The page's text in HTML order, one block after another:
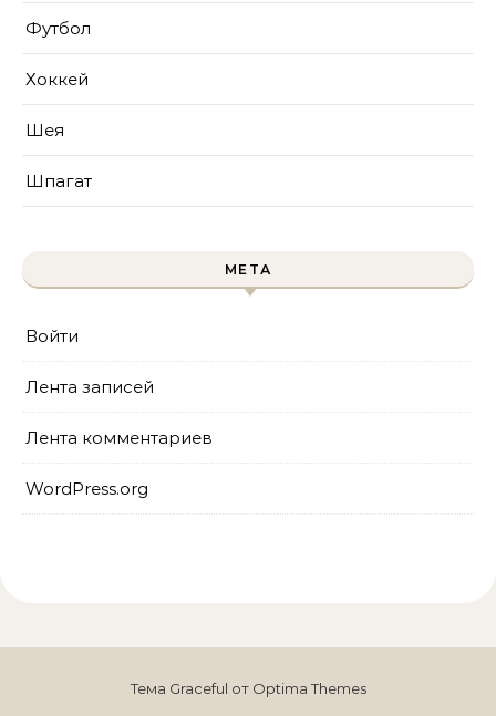
Футбол
Хоккей
Шея
Шпагат
МЕТА
Войти
Лента записей
Лента комментариев
WordPress.org
Тема Graceful от Optima Themes